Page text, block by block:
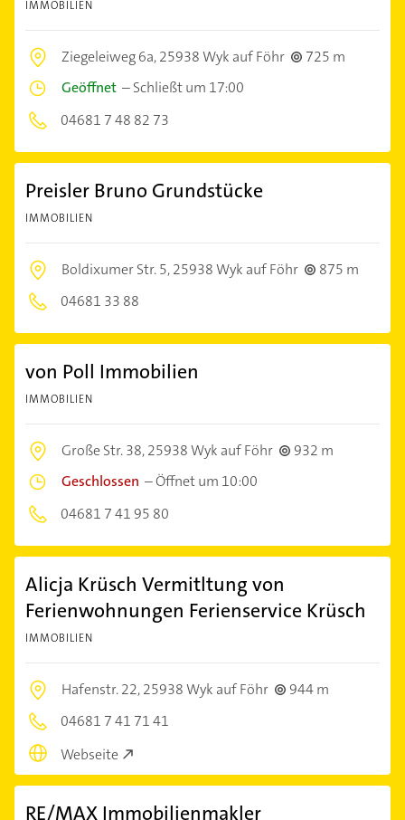
IMMOBILIEN
Ziegeleiweg 6a,25938 Wyk auf Föhr
725 m
Geöffnet –Schließt um 17:00
04681 7 48 82 73
Preisler Bruno Grundstücke
IMMOBILIEN
Boldixumer Str. 5,25938 Wyk auf Föhr
875 m
04681 33 88
von Poll Immobilien
IMMOBILIEN
Große Str. 38,25938 Wyk auf Föhr
932 m
Geschlossen –Öffnet um 10:00
04681 7 41 95 80
Alicja Krüsch Vermitltung von
Ferienwohnungen Ferienservice Krüsch
IMMOBILIEN
Hafenstr. 22,25938 Wyk auf Föhr
944 m
04681 7 41 71 41
Webseite
RE/MAX Immobilienmakler